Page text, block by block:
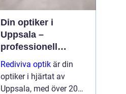
Din optiker i
Uppsala –
professionell
synvård nära dig
Rediviva optik är din
optiker i hjärtat av
Uppsala, med över 20